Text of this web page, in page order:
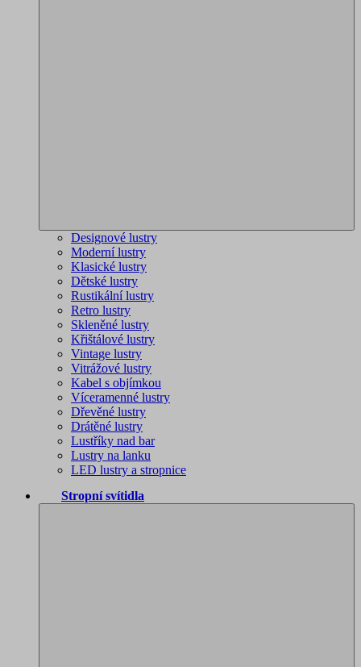
Designové lustry
Moderní lustry
Klasické lustry
Dětské lustry
Rustikální lustry
Retro lustry
Skleněné lustry
Křištálové lustry
Vintage lustry
Vitrážové lustry
Kabel s objímkou
Víceramenné lustry
Dřevěné lustry
Drátěné lustry
Lustříky nad bar
Lustry na lanku
LED lustry a stropnice
Stropní svítidla